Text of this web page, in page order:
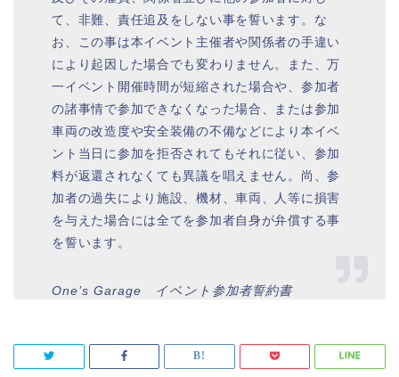
て、非難、責任追及をしない事を誓います。な
お、この事は本イベント主催者や関係者の手違い
により起因した場合でも変わりません。また、万
一イベント開催時間が短縮された場合や、参加者
の諸事情で参加できなくなった場合、または参加
車両の改造度や安全装備の不備などにより本イベ
ント当日に参加を拒否されてもそれに従い、参加
料が返還されなくても異議を唱えません。尚、参
加者の過失により施設、機材、車両、人等に損害
を与えた場合には全てを参加者自身が弁償する事
を誓います。
One’s Garage イベント参加者誓約書